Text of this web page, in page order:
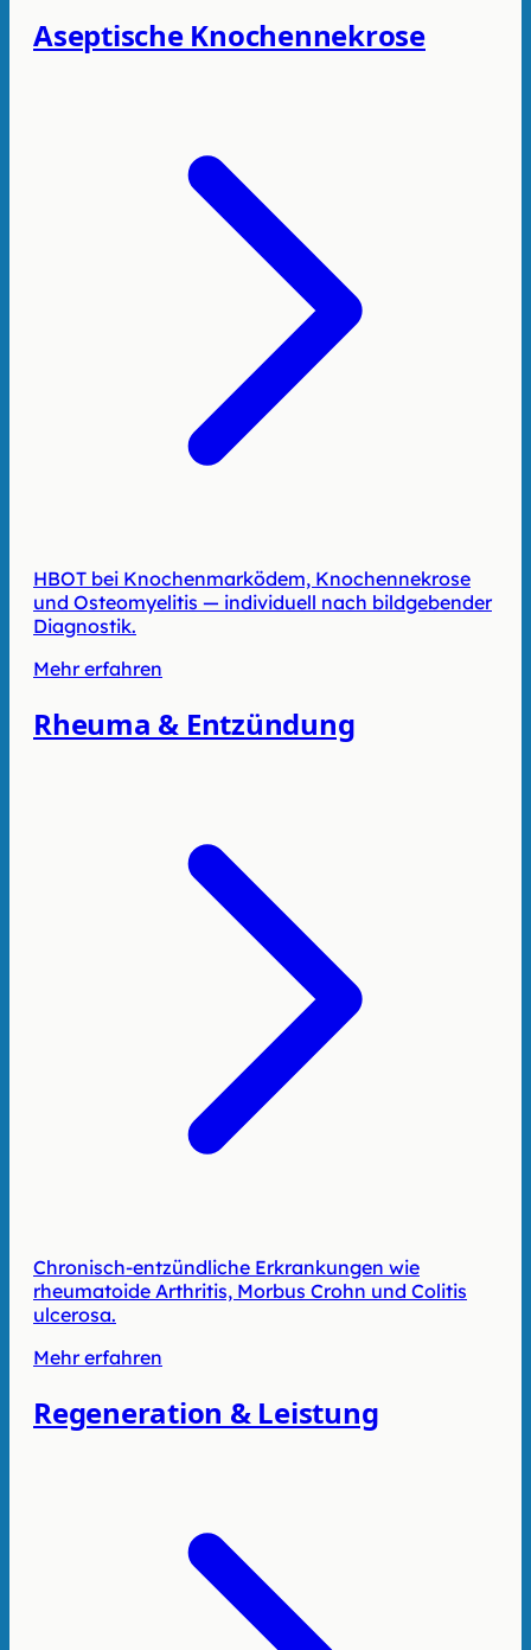
Aseptische Knochennekrose
HBOT bei Knochenmarködem, Knochennekrose
und Osteomyelitis — individuell nach bildgebender
Diagnostik.
Mehr erfahren
Rheuma & Entzündung
Chronisch-entzündliche Erkrankungen wie
rheumatoide Arthritis, Morbus Crohn und Colitis
ulcerosa.
Mehr erfahren
Regeneration & Leistung